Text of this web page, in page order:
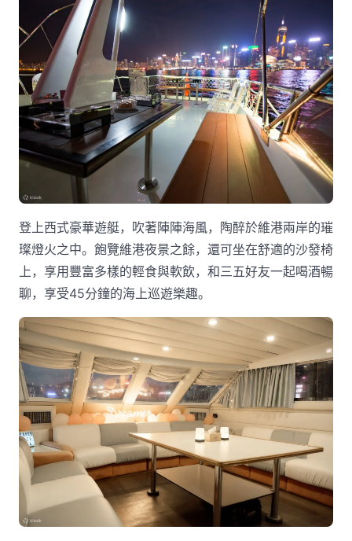
登上西式豪華遊艇，吹著陣陣海風，陶醉於維港兩岸的璀
璨燈火之中。飽覽維港夜景之餘，還可坐在舒適的沙發椅
上，享用豐富多樣的輕食與軟飲，和三五好友一起喝酒暢
聊，享受45分鐘的海上巡遊樂趣。